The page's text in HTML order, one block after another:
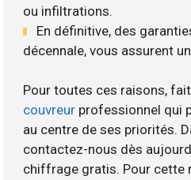
ou infiltrations.
En définitive, des
décennale, vous assurent
Pour toutes ces raisons,
couvreur professionnel qui
au centre de ses priorités.
contactez-nous dès
chiffrage gratis. Pour cette